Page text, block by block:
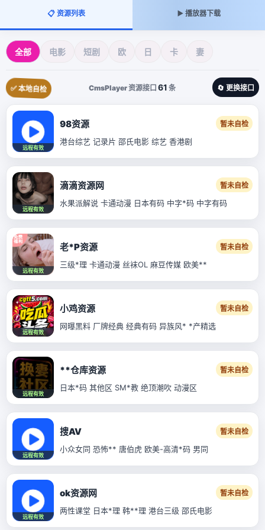
📋 资源列表 ▶️ 播放器下载
全部 电影 短剧 欧 日 卡 妻
✅ 本地自检 CmsPlayer 资源接口 61 条 🔄 更换接口
远程有效
98资源 暂未自检
港台综艺 记录片 邵氏电影 综艺 香港剧
远程有效
滴滴资源网 暂未自检
水果派解说 卡通动漫 日本有码 中字*码 中字有码
远程有效
老*P资源 暂未自检
三级*理 卡通动漫 丝袜OL 麻豆传媒 欧美**
远程有效
小鸡资源 暂未自检
网曝黑料 厂牌经典 经典有码 异族风* *产精选
远程有效
**仓库资源 暂未自检
日本*码 其他区 SM*教 绝顶潮吹 动漫区
远程有效
搜AV 暂未自检
小众女同 恐怖** 唐伯虎 欧美-高清*码 男同
远程有效
ok资源网 暂未自检
两性课堂 日本*理 韩**理 港台三级 邵氏电影